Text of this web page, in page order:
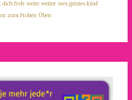
dich froh weite weiter wes geistes kind
zum Proben Üben